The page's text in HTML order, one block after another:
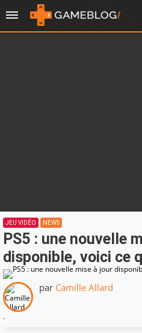
JEU VIDÉO NEWS
PS5 : une nouvelle
disponible, voici ce
par Camille Allard
.